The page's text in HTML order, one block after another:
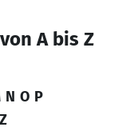
A bis Z
N O P
Z